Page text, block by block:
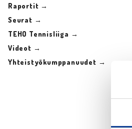
Raportit →
Seurat →
TEHO Tennisliiga →
Videot →
Yhteistyökumppanuudet →